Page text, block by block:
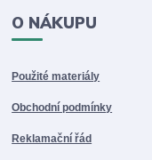
O NÁKUPU
Použité materiály
Obchodní podmínky
Reklamační řád